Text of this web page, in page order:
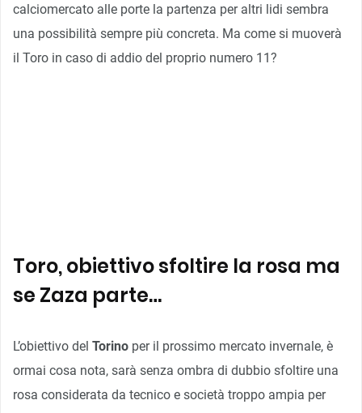
calciomercato alle porte la partenza per altri lidi sembra
una possibilità sempre più concreta. Ma come si muoverà
il Toro in caso di addio del proprio numero 11?
Toro, obiettivo sfoltire la rosa ma
se Zaza parte…
L’obiettivo del Torino per il prossimo mercato invernale, è
ormai cosa nota, sarà senza ombra di dubbio sfoltire una
rosa considerata da tecnico e società troppo ampia per